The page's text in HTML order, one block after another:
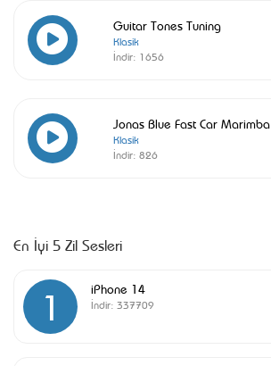
Guitar Tones Tuning
Klasik
İndir: 1656
Jonas Blue Fast Car Marimba
Klasik
İndir: 826
En İyi 5 Zil Sesleri
1 iPhone 14
İndir: 337709